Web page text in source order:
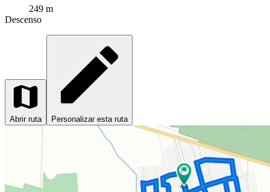
249 m
Descenso
Abrir ruta Personalizar esta ruta